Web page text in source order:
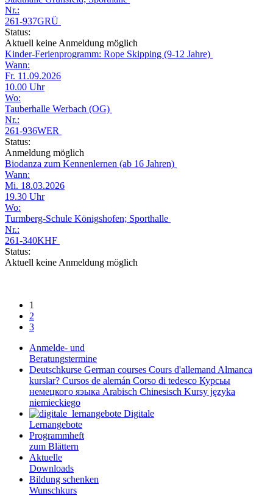
Nr.:
261-937GRÜ
Status:
Aktuell keine Anmeldung möglich
Kinder-Ferienprogramm: Rope Skipping (9-12 Jahre)
Wann:
Fr. 11.09.2026
10.00 Uhr
Wo:
Tauberhalle Werbach (OG)
Nr.:
261-936WER
Status:
Anmeldung möglich
Biodanza zum Kennenlernen (ab 16 Jahren)
Wann:
Mi. 18.03.2026
19.30 Uhr
Wo:
Turmberg-Schule Königshofen; Sporthalle
Nr.:
261-340KHF
Status:
Aktuell keine Anmeldung möglich
1
2
3
Anmelde- und
Beratungstermine
Deutschkurse German courses Cours d'allemand Almanca
kurslar? Cursos de alemán Corso di tedesco Курсьы
немецкого яэыка Arabisch Chinesisch Kursy języka
niemieckiego
Digitale
Lernangebote
Programmheft
zum Blättern
Aktuelle
Downloads
Bildung schenken
Wunschkurs